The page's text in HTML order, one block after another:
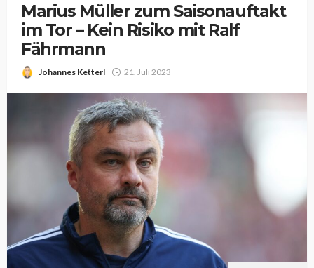
Marius Müller zum Saisonauftakt
im Tor – Kein Risiko mit Ralf
Fährmann
Johannes Ketterl 21. Juli 2023